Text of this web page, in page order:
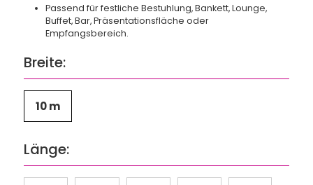
Passend für festliche Bestuhlung, Bankett, Lounge,
Buffet, Bar, Präsentationsfläche oder
Empfangsbereich.
Breite:
10 m
Länge: